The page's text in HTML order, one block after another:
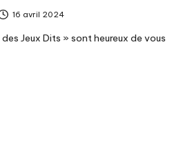
16 avril 2024
Jeux Dits » sont heureux de vous